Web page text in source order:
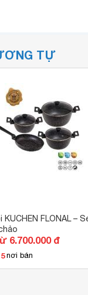
TỰ
KUCHEN FLONAL –
6.700.000 đ
5 nơi bán